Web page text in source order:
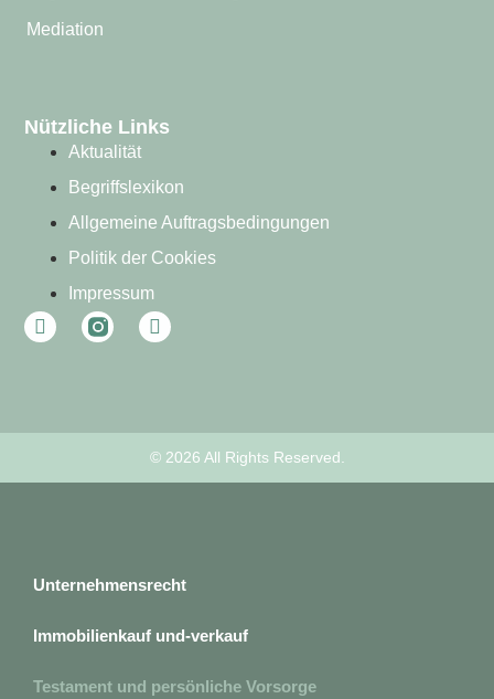
Mediation
Nützliche Links
Aktualität
Begriffslexikon
Allgemeine Auftragsbedingungen
Politik der Cookies
Impressum
© 2026 All Rights Reserved.
Unternehmensrecht
Immobilienkauf und-verkauf
Testament und persönliche Vorsorge